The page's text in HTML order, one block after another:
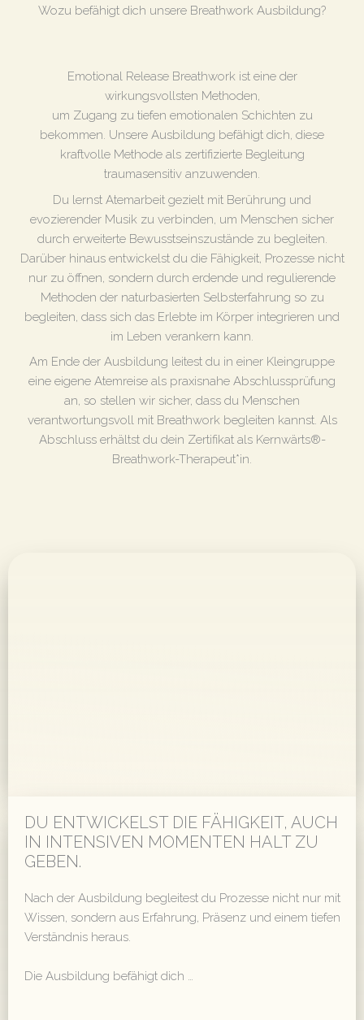
Wozu befähigt dich unsere Breathwork Ausbildung?
Emotional Release Breathwork ist eine der
wirkungsvollsten Methoden,
um Zugang zu tiefen emotionalen Schichten zu
bekommen. Unsere Ausbildung befähigt dich, diese
kraftvolle Methode als zertifizierte Begleitung
traumasensitiv anzuwenden.
Du lernst Atemarbeit gezielt mit Berührung und
evozierender Musik zu verbinden, um Menschen sicher
durch erweiterte Bewusstseinszustände zu begleiten.
Darüber hinaus entwickelst du die Fähigkeit, Prozesse nicht
nur zu öffnen, sondern durch erdende und regulierende
Methoden der naturbasierten Selbsterfahrung so zu
begleiten, dass sich das Erlebte im Körper integrieren und
im Leben verankern kann.
Am Ende der Ausbildung leitest du in einer Kleingruppe
eine eigene Atemreise als praxisnahe Abschlussprüfung
an, so stellen wir sicher, dass du Menschen
verantwortungsvoll mit Breathwork begleiten kannst. Als
Abschluss erhältst du dein Zertifikat als Kernwärts®-
Breathwork-Therapeut*in.
DU ENTWICKELST DIE FÄHIGKEIT, AUCH
IN INTENSIVEN MOMENTEN HALT ZU
GEBEN.
Nach der Ausbildung begleitest du Prozesse nicht nur mit
Wissen, sondern aus Erfahrung, Präsenz und einem tiefen
Verständnis heraus.
Die Ausbildung befähigt dich …